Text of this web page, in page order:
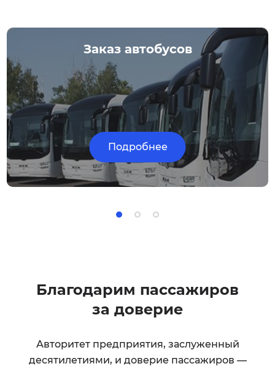
Заказ автобусов
Подробнее
Благодарим пассажиров
за доверие
Авторитет предприятия, заслуженный
десятилетиями, и доверие пассажиров —